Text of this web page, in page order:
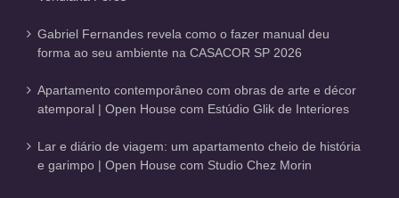
Gabriel Fernandes revela como o fazer manual deu
forma ao seu ambiente na CASACOR SP 2026
Apartamento contemporâneo com obras de arte e décor
atemporal | Open House com Estúdio Glik de Interiores
Lar e diário de viagem: um apartamento cheio de história
e garimpo | Open House com Studio Chez Morin